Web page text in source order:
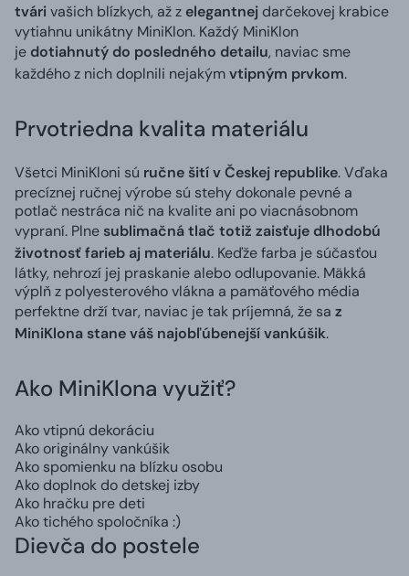
tvárivašich blízkych, až z elegantnej darčekovej krabice
vytiahnu unikátny MiniKlon. Každý MiniKlon
je dotiahnutý do posledného detailu, naviac sme
každého z nich doplnili nejakýmvtipným prvkom.
Prvotriedna kvalita materiálu
Všetci MiniKloni sú ručne šití v Českej republike. Vďaka
precíznej ručnej výrobe sú stehy dokonale pevné a
potlač nestráca nič na kvalite ani po viacnásobnom
vypraní. Plne sublimačná tlač totiž zaisťuje dlhodobú
životnosť farieb aj materiálu. Keďže farba je súčasťou
látky, nehrozí jej praskanie alebo odlupovanie. Mäkká
výplň z polyesterového vlákna a pamäťového média
perfektne drží tvar, naviac je tak príjemná, že sa z
MiniKlona stane váš najobľúbenejší vankúšik.
Ako MiniKlona využiť?
Ako vtipnú dekoráciu
Ako originálny vankúšik
Ako spomienku na blízku osobu
Ako doplnok do detskej izby
Ako hračku pre deti
Ako tichého spoločníka :)
Dievča do postele